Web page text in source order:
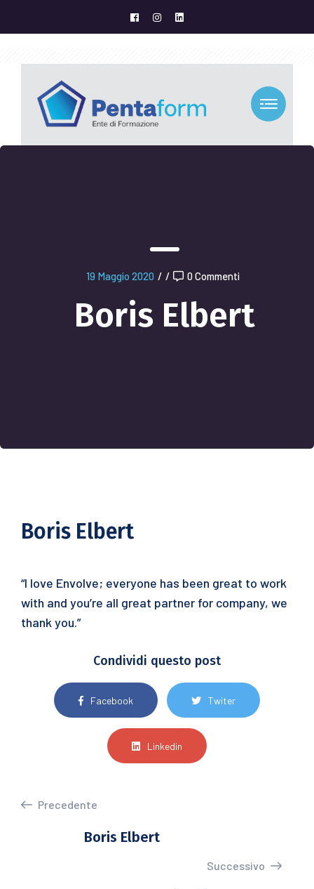
19 Maggio 2020 / / 0 Commenti
Boris Elbert
Boris Elbert
“I love Envolve; everyone has been great to work
with and you’re all great partner for company, we
thank you.”
Condividi questo post
Facebook Twiter
Linkedin
Precedente
Boris Elbert
Successivo